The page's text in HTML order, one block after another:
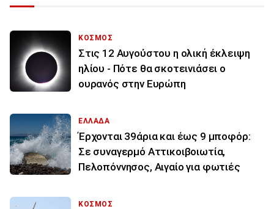
ΚΟΣΜΟΣ
Στις 12 Αυγούστου η ολική έκλειψη
ηλίου - Πότε θα σκοτεινιάσει ο
ουρανός στην Ευρώπη
ΕΛΛΑΔΑ
Έρχονται 39άρια και έως 9 μποφόρ:
Σε συναγερμό Αττικοιβοιωτία,
Πελοπόννησος, Αιγαίο για φωτιές
ΚΟΣΜΟΣ